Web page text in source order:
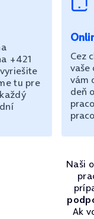
+421
tu pre
Cez
vaše
vám
deň
Naši
Ak